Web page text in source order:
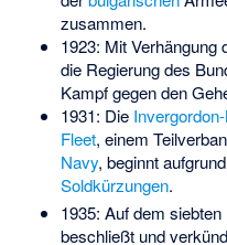
zusammen.
1923: Mit Verhängung
die Regierung des
Kampf gegen den
1931: Die
Fleet, einem
Navy, beginnt
Soldkürzungen.
1935: Auf dem siebten
beschließt und